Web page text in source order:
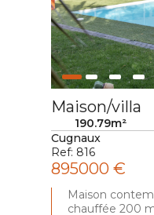
Maison/villa
190.79m²
Cugnaux
Ref: 816
895000 €
Maison
chauffée 200